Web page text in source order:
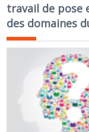
travail de pose
des domaines